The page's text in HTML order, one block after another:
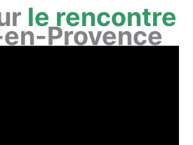
le rencontre
Provence